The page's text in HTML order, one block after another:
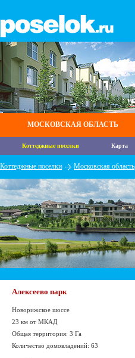
МОСКОВСКАЯ ОБЛАСТЬ
Коттеджные поселки Карта
Коттеджные поселки Московская область
Алексеево парк
Новорижское шоссе
23 км от МКАД
Общая территория: 3 Га
Количество домовладений: 63